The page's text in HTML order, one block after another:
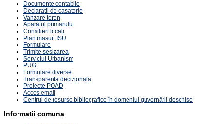
Documente contabile
Declaratii de casatorie
Vanzare teren
Aparatul primarului
Consilieri locali
Plan masuri ISU
Formulare
Trimite sesizarea
Serviciul Urbanism
PUG
Formulare diverse
Transparenta decizionala
Proiecte POAD
Acces email
Centrul de resurse bibliografice în domeniul guvernării deschise
Informatii comuna